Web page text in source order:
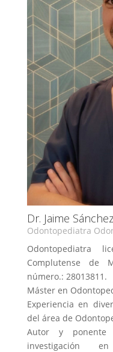
Dr. Jaime
Odontopediatra
Odontopediatra
Complutense de
número.: 28013811.
Máster en
Experiencia en
del área de
Autor y ponente
investigación